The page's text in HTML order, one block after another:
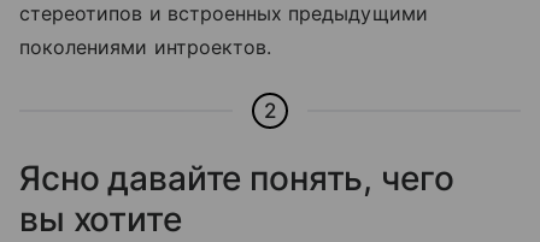
стереотипов и встроенных предыдущими
поколениями интроектов.
2
Ясно давайте понять, чего
вы хотите